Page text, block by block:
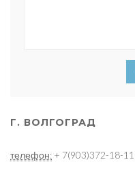
Г. ВОЛГОГРАД
телефон: + 7(903)372-18-11